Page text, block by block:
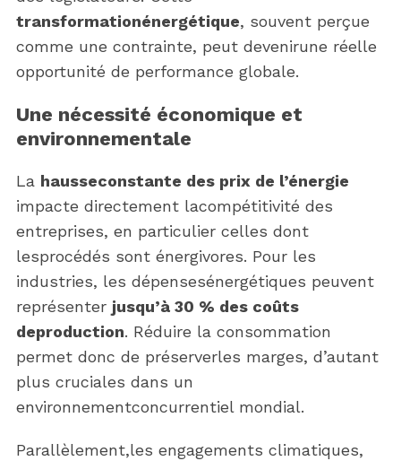
transformationénergétique, souvent perçue
comme une contrainte, peut devenirune réelle
opportunité de performance globale.
Une nécessité économique et
environnementale
La hausseconstante des prix de l’énergie
impacte directement lacompétitivité des
entreprises, en particulier celles dont
lesprocédés sont énergivores. Pour les
industries, les dépensesénergétiques peuvent
représenter jusqu’à 30 % des coûts
deproduction. Réduire la consommation
permet donc de préserverles marges, d’autant
plus cruciales dans un
environnementconcurrentiel mondial.
Parallèlement,les engagements climatiques,